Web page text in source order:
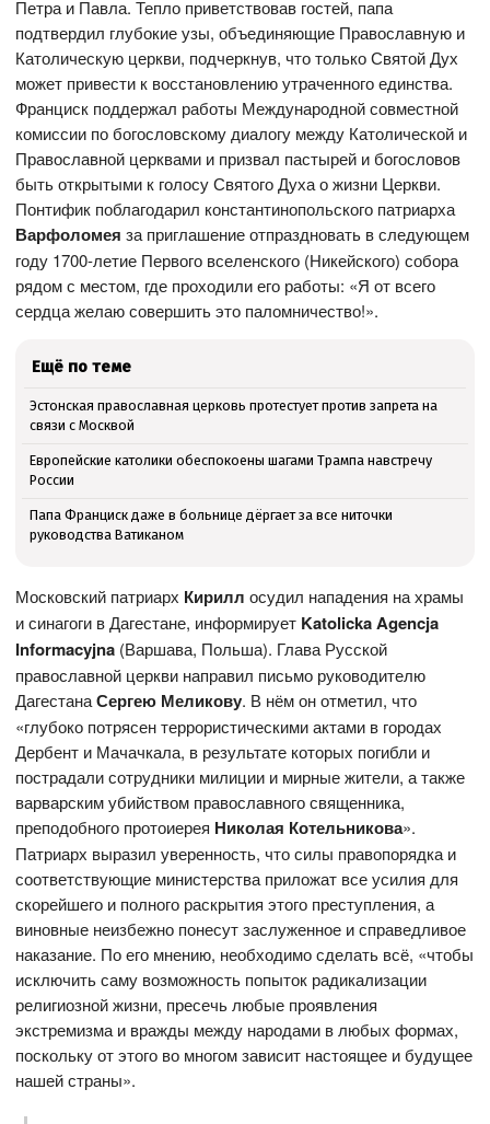
Петра и Павла. Тепло приветствовав гостей, папа
подтвердил глубокие узы, объединяющие Православную и
Католическую церкви, подчеркнув, что только Святой Дух
может привести к восстановлению утраченного единства.
Франциск поддержал работы Международной совместной
комиссии по богословскому диалогу между Католической и
Православной церквами и призвал пастырей и богословов
быть открытыми к голосу Святого Духа о жизни Церкви.
Понтифик поблагодарил константинопольского патриарха
Варфоломея за приглашение отпраздновать в следующем
году 1700-летие Первого вселенского (Никейского) собора
рядом с местом, где проходили его работы: «Я от всего
сердца желаю совершить это паломничество!».
Ещё по теме
Эстонская православная церковь протестует против запрета на
связи с Москвой
Европейские католики обеспокоены шагами Трампа навстречу
России
Папа Франциск даже в больнице дёргает за все ниточки
руководства Ватиканом
Московский патриарх Кирилл осудил нападения на храмы
и синагоги в Дагестане, информирует KatolickaAgencja
Informacyjna (Варшава, Польша). Глава Русской
православной церкви направил письмо руководителю
ДагестанаСергею Меликову. В нём он отметил, что
«глубоко потрясен террористическими актами в городах
Дербент и Мачачкала, в результате которых погибли и
пострадали сотрудники милиции и мирные жители, а также
варварским убийством православного священника,
преподобного протоиерея Николая Котельникова».
Патриарх выразил уверенность, что силы правопорядка и
соответствующие министерства приложат все усилия для
скорейшего и полного раскрытия этого преступления, а
виновные неизбежно понесут заслуженное и справедливое
наказание. По его мнению, необходимо сделать всё, «чтобы
исключить саму возможность попыток радикализации
религиозной жизни, пресечь любые проявления
экстремизма и вражды между народами в любых формах,
поскольку от этого во многом зависит настоящее и будущее
нашей страны».